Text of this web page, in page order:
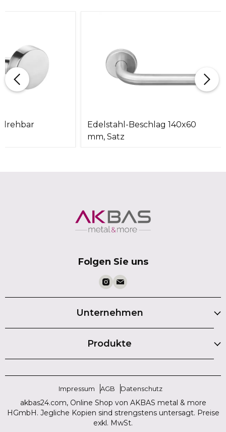
drehbar
Edelstahl-Beschlag 140x60
mm, Satz
Folgen Sie uns
Unternehmen
Produkte
Impressum AGB Datenschutz
akbas24.com, Online Shop von AKBAS metal & more
HGmbH. Jegliche Kopien sind strengstens untersagt. Preise
exkl. MwSt.